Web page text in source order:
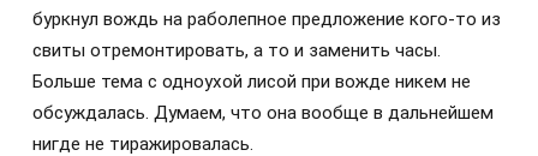
буркнул вождь на раболепное предложение кого-то из
свиты отремонтировать, а то и заменить часы.
Больше тема с одноухой лисой при вожде никем не
обсуждалась. Думаем, что она вообще в дальнейшем
нигде не тиражировалась.